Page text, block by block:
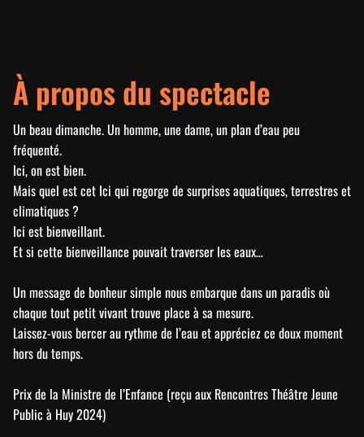
À propos du spectacle
Un beau dimanche. Un homme, une dame, un plan d’eau peu
fréquenté.
Ici, on est bien.
Mais quel est cet Ici qui regorge de surprises aquatiques, terrestres et
climatiques ?
Ici est bienveillant.
Et si cette bienveillance pouvait traverser les eaux…
Un message de bonheur simple nous embarque dans un paradis où
chaque tout petit vivant trouve place à sa mesure.
Laissez-vous bercer au rythme de l’eau et appréciez ce doux moment
hors du temps.
Prix de la Ministre de l’Enfance (reçu aux Rencontres Théâtre Jeune
Public à Huy 2024)